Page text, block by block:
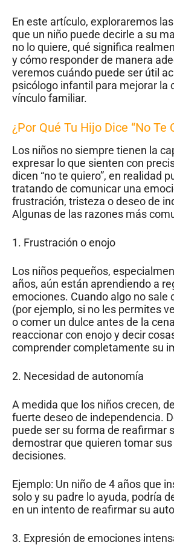
En este artículo, exploraremos
que un niño puede decirle a su
no lo quiere, qué significa
y cómo responder de manera
veremos cuándo puede ser útil
psicólogo infantil para mejorar la
vínculo familiar.
¿Por Qué Tu Hijo Dice “No Te
Los niños no siempre tienen la
expresar lo que sienten con
dicen “no te quiero”, en realidad
tratando de comunicar una
frustración, tristeza o deseo de
Algunas de las razones más
1. Frustración o enojo
Los niños pequeños,
años, aún están aprendiendo a
emociones. Cuando algo no sale
(por ejemplo, si no les permites
o comer un dulce antes de la
reaccionar con enojo y decir
comprender completamente su
2. Necesidad de autonomía
A medida que los niños crecen,
fuerte deseo de independencia.
puede ser su forma de reafirmar
demostrar que quieren tomar
decisiones.
Ejemplo: Un niño de 4 años que
solo y su padre lo ayuda, podría
en un intento de reafirmar su
3. Expresión de emociones